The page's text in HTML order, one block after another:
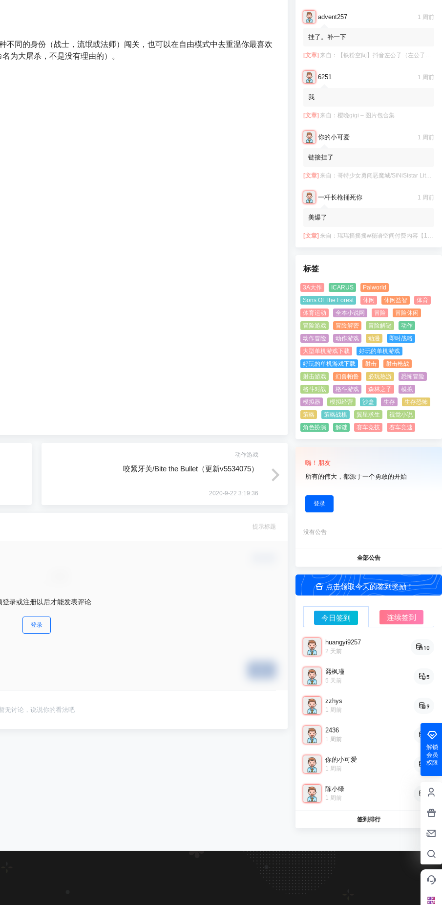
不同的身份（战士，流氓或法师）闯关，也可以在自由模式中去重温你最喜欢
为大屠杀，不是没有理由的）。
动作游戏
咬紧牙关/Bite the Bullet（更新v5534075）
2020-9-22 3:19:36
提示标题
登录或注册以后才能发表评论
登录
无讨论，说说你的看法吧
advent257 1 周前
挂了。补一下
[文章] 来自： 【铁粉空间】抖音左公子（左公子666）合集【2063P 181V】
6251 1 周前
我
[文章] 来自： 樱晚gigi – 图片包合集
你的小可爱 1 周前
链接挂了
[文章] 来自： 哥特少女勇闯恶魔城/SiNiSistar Lite Version（Build.7793201+DLC+通关档）
一杆长枪捅死你 1 周前
美爆了
[文章] 来自： 瑶瑶摇摇摇w秘语空间付费内容【11.06】
标签
3A大作 ICARUS
Palworld
Sons Of The Forest
休闲 休闲益智
体育
体育运动
全本小说网 冒险
冒险休闲
冒险游戏
冒险解密 冒险解谜
动作
动作冒险
动作游戏 动漫
即时战略
大型单机游戏下载
好玩的单机游戏
好玩的单机游戏下载
射击
射击枪战
射击游戏
幻兽帕鲁 必玩热游
恐怖冒险
格斗对战
格斗游戏 森林之子
模拟
模拟器
模拟经营 沙盒 生存
生存恐怖
策略
策略战棋 翼星求生
视觉小说
角色扮演
解谜 赛车竞技 赛车竞速
嗨！朋友
所有的伟大，都源于一个勇敢的开始
登录
没有公告
全部公告
点击领取今天的签到奖励！
今日签到 连续签到
huangyi9257
2 天前
10
熙枫瑾
5 天前
5
zzhys
1 周前
9
2436
1 周前
9
你的小可爱
1 周前
8
陈小绿
1 周前
7
签到排行
解锁
会员
权限